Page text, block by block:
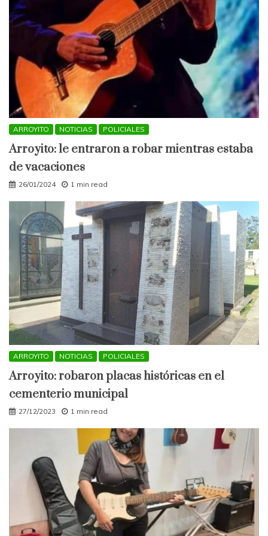
ARROYITO NOTICIAS POLICIALES
Arroyito: le entraron a robar mientras estaba
de vacaciones
26/01/2024 1 min read
ARROYITO NOTICIAS POLICIALES
Arroyito: robaron placas históricas en el
cementerio municipal
27/12/2023 1 min read